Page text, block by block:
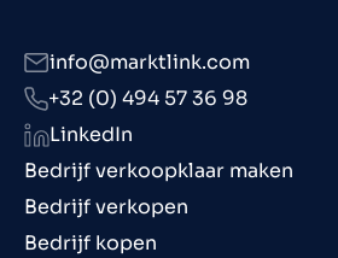
Bedrijf verkoopklaar maken
Bedrijf verkopen
Bedrijf kopen
info@marktlink.com
+32 (0) 494 57 36 98
LinkedIn